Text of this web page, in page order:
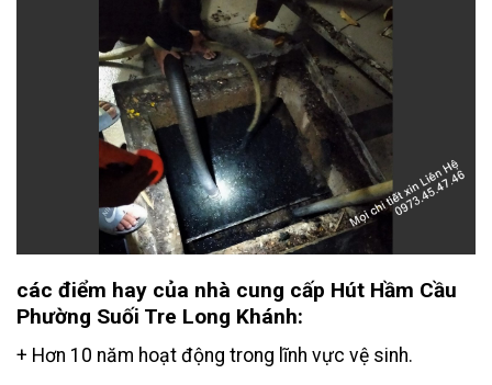
các điểm hay của nhà cung cấp Hút Hầm Cầu
Phường Suối Tre Long Khánh:
+ Hơn 10 năm hoạt động trong lĩnh vực vệ sinh.